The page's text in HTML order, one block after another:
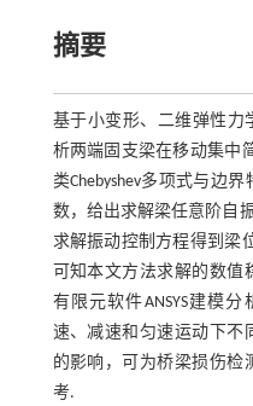
摘要
基于小变形、二维弹性力
析两端固支梁在移动集中
类Chebyshev多项式与边
数，给出求解梁任意阶自
求解振动控制方程得到梁
可知本文方法求解的数值
有限元软件ANSYS建模
速、减速和匀速运动下不
的影响，可为桥梁损伤检
考.